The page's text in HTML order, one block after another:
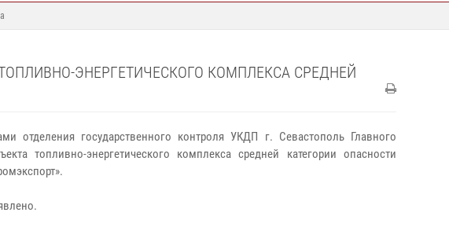
ЭНЕРГЕТИЧЕСКОГО КОМПЛЕКСА СРЕДНЕЙ
отделения государственного контроля УКДП г. Севастополь Главного
топливно-энергетического комплекса средней категории опасности